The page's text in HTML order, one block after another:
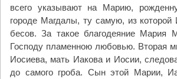
всего указывают на Марию,
городе Магдалы, ту самую, из которой
бесов. За такое благодеяние Мария
Господу пламенною любовью. Вторая
Иосиева, мать Иакова и Иосии,
до самого гроба. Сын этой Марии,